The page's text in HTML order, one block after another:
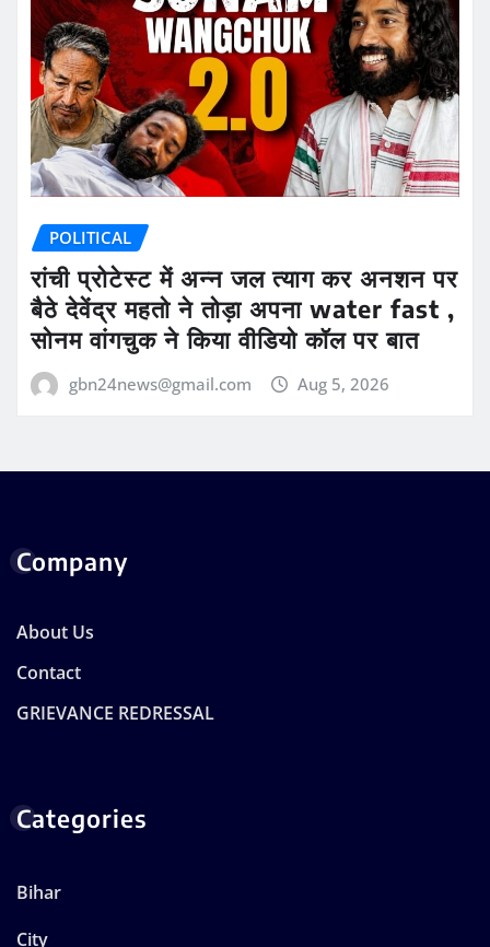
POLITICAL
रांची प्रोटेस्ट में अन्न जल त्याग कर अनशन पर
बैठे देवेंद्र महतो ने तोड़ा अपना water fast ,
सोनम वांगचुक ने किया वीडियो कॉल पर बात
gbn24news@gmail.com Aug 5, 2026
Company
About Us
Contact
GRIEVANCE REDRESSAL
Categories
Bihar
City